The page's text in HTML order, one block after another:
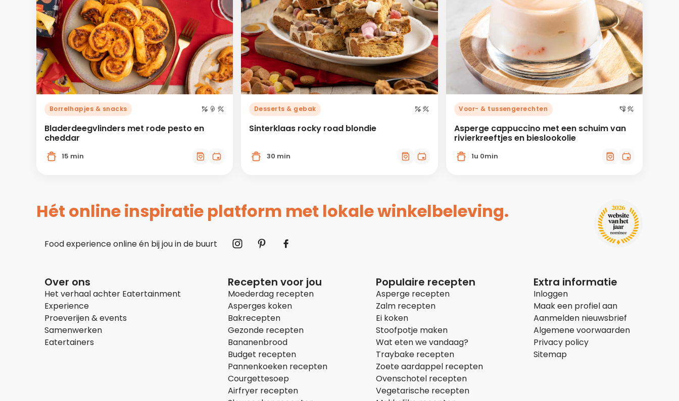
Borrelhapjes & snacks
Bladerdeegvlinders met rode pesto en
cheddar
15 min
Desserts & gebak
Sinterklaas rocky road blondie
30 min
Voor- & tussengerechten
Asperge cappuccino met een schuim van
rivierkreeftjes en bieslookolie
1u 0min
Hét online inspiratie platform met lokale winkelbeleving.
Food experience online én bij jou in de buurt
Over ons
Het verhaal achter Eatertainment
Experience
Proeverijen & events
Samenwerken
Eatertainers
Recepten voor jou
Moederdag recepten
Asperges koken
Bakrecepten
Gezonde recepten
Bananenbrood
Budget recepten
Pannenkoeken recepten
Courgettesoep
Airfryer recepten
Populaire recepten
Asperge recepten
Zalm recepten
Ei koken
Stoofpotje maken
Wat eten we vandaag?
Traybake recepten
Zoete aardappel recepten
Ovenschotel recepten
Vegetarische recepten
Extra informatie
Inloggen
Maak een profiel aan
Aanmelden nieuwsbrief
Algemene voorwaarden
Privacy policy
Sitemap